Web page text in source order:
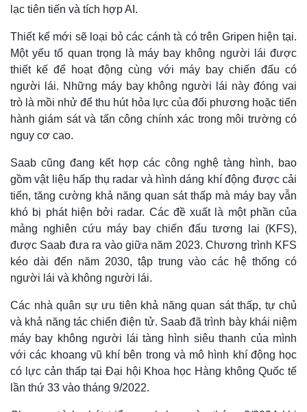
Quan sát
Cuộc sống đó đây
Hồ sơ
Video
Ảnh
E-Magazine
Infographic
lạc tiên tiến và tích hợp AI.
Thiết kế mới sẽ loại bỏ các cánh tà có trên Gripen hiện tại.
Một yếu tố quan trọng là máy bay không người lái được
thiết kế để hoạt động cùng với máy bay chiến đấu có
người lái. Những máy bay không người lái này đóng vai
trò là mồi nhử để thu hút hỏa lực của đối phương hoặc tiến
hành giám sát và tấn công chính xác trong môi trường có
nguy cơ cao.
Saab cũng đang kết hợp các công nghệ tàng hình, bao
gồm vật liệu hấp thụ radar và hình dáng khí động được cải
tiến, tăng cường khả năng quan sát thấp mà máy bay vẫn
khó bị phát hiện bởi radar. Các đề xuất là một phần của
mảng nghiên cứu máy bay chiến đấu tương lai (KFS),
được Saab đưa ra vào giữa năm 2023. Chương trình KFS
kéo dài đến năm 2030, tập trung vào các hệ thống có
người lái và không người lái.
Các nhà quân sự ưu tiên khả năng quan sát thấp, tự chủ
và khả năng tác chiến điện tử. Saab đã trình bày khái niệm
máy bay không người lái tàng hình siêu thanh của mình
với các khoang vũ khí bên trong và mô hình khí động học
có lực cản thấp tại Đại hội Khoa học Hàng không Quốc tế
lần thứ 33 vào tháng 9/2022.